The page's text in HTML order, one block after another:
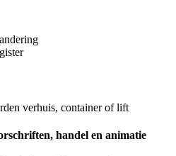
verhuis, container of lift
handel en animatie